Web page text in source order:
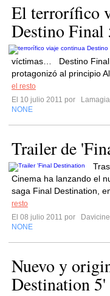
El terrorífico
Destino Final
víctimas… Destino Final
protagonizó al principio
el resto
El 10 julio 2011 por
NONE
Trailer de
Cinema ha lanzando el
saga Final Destination,
resto
El 08 julio 2011 por
Davicine
NONE
Nuevo y
Destination 5'